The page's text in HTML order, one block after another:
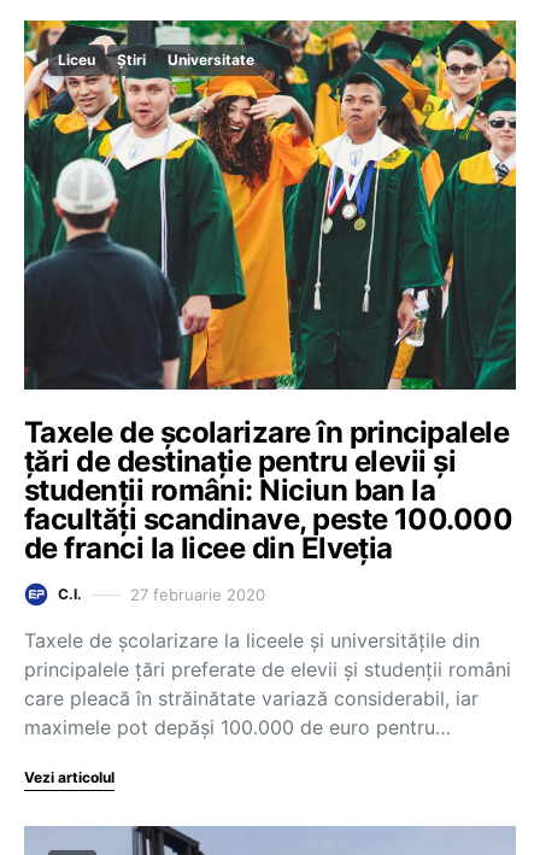
Liceu Știri Universitate
Taxele de școlarizare în principalele
țări de destinație pentru elevii și
studenții români: Niciun ban la
facultăți scandinave, peste 100.000
de franci la licee din Elveția
C.I. 27 februarie 2020
Taxele de școlarizare la liceele și universitățile din
principalele țări preferate de elevii și studenții români
care pleacă în străinătate variază considerabil, iar
maximele pot depăși 100.000 de euro pentru…
Vezi articolul